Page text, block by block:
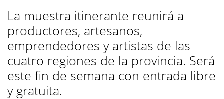
La muestra itinerante reunirá a
productores, artesanos,
emprendedores y artistas de las
cuatro regiones de la provincia. Será
este fin de semana con entrada libre
y gratuita.